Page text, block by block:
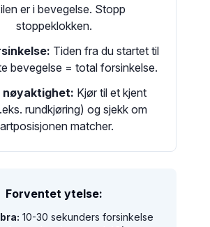
er i bevegelse. Stopp
stoppeklokken.
Tiden fra du startet til
bevegelse = total forsinkelse.
nøyaktighet: Kjør til et kjent
rundkjøring) og sjekk om
matcher.
Forventet ytelse:
10-30 sekunders forsinkelse